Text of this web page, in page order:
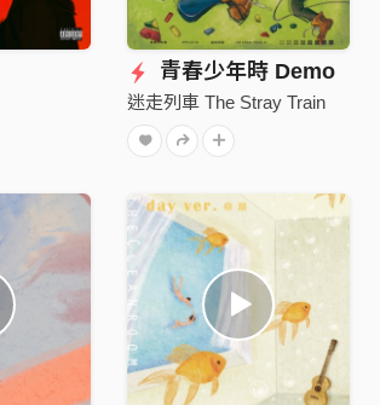
青春少年時 Demo
迷走列車 The Stray Train